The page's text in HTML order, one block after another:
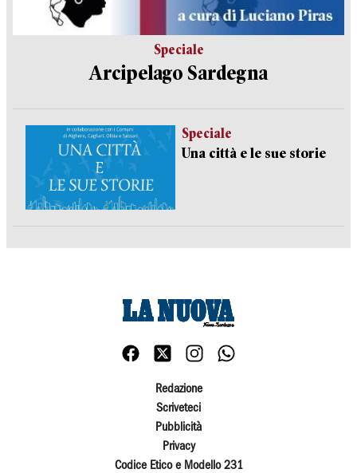
Speciale
Arcipelago Sardegna
Speciale
Una città e le sue storie
Redazione
Scriveteci
Pubblicità
Privacy
Codice Etico e Modello 231